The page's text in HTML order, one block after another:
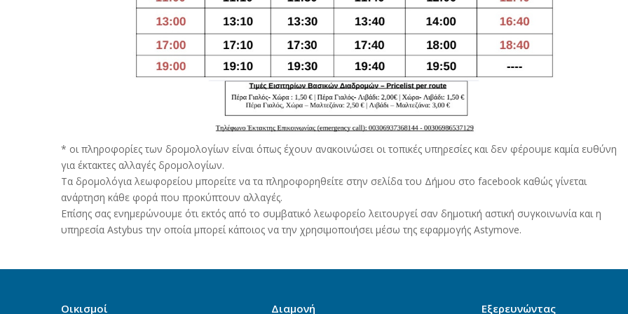
* οι πληροφορίες των δρομολογίων είναι όπως έχουν ανακοινώσει οι τοπικές υπηρεσίες και δεν φέρουμε καμία ευθύνη
για έκτακτες αλλαγές δρομολογίων.
Τα δρομολόγια λεωφορείου μπορείτε να τα πληροφορηθείτε στην σελίδα του Δήμου στο facebook καθώς γίνεται
ανάρτηση κάθε φορά που προκύπτουν αλλαγές.
Επίσης σας ενημερώνουμε ότι εκτός από το συμβατικό λεωφορείο λειτουργεί σαν δημοτική αστική συγκοινωνία και η
υπηρεσία Astybus την οποία μπορεί κάποιος να την χρησιμοποιήσει μέσω της εφαρμογής Astymove.
Οικισμοί Διαμονή Εξερευνώντας